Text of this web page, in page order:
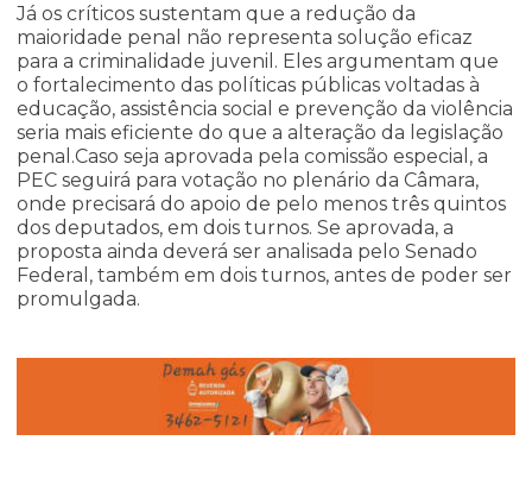
Já os críticos sustentam que a redução da
maioridade penal não representa solução eficaz
para a criminalidade juvenil. Eles argumentam que
o fortalecimento das políticas públicas voltadas à
educação, assistência social e prevenção da violência
seria mais eficiente do que a alteração da legislação
penal.Caso seja aprovada pela comissão especial, a
PEC seguirá para votação no plenário da Câmara,
onde precisará do apoio de pelo menos três quintos
dos deputados, em dois turnos. Se aprovada, a
proposta ainda deverá ser analisada pelo Senado
Federal, também em dois turnos, antes de poder ser
promulgada.